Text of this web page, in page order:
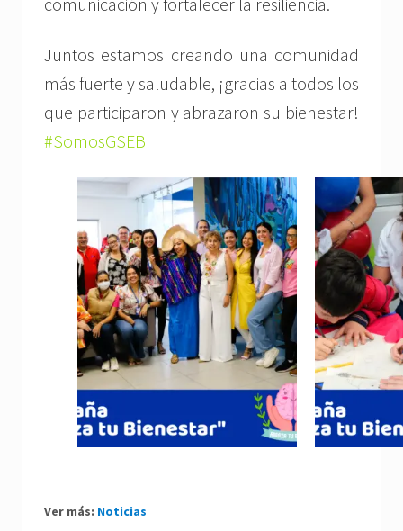
Juntos estamos creando una comunidad
más fuerte y saludable, ¡gracias a todos los
que participaron y abrazaron su bienestar!
#SomosGSEB
Ver más: Noticias